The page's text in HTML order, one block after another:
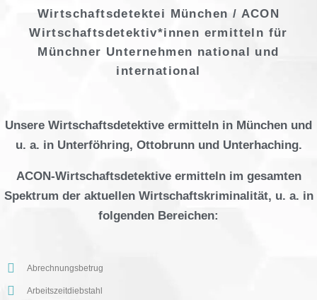
Wirtschaftsdetektei München / ACON
Wirtschaftsdetektiv*innen ermitteln für
Münchner Unternehmen national und
international
Unsere Wirtschaftsdetektive ermitteln in München und
u. a. in Unterföhring, Ottobrunn und Unterhaching.
ACON-Wirtschaftsdetektive ermitteln im gesamten
Spektrum der aktuellen Wirtschaftskriminalität, u. a. in
folgenden Bereichen:
Abrechnungsbetrug
Arbeitszeitdiebstahl